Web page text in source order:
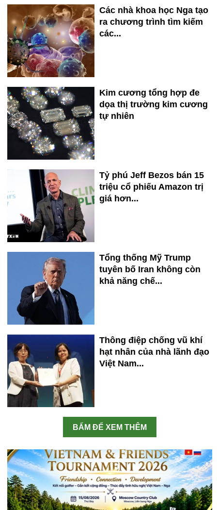
Các nhà khoa học Nga tạo
ra chương trình tìm kiếm
các...
Kim cương tổng hợp đe
dọa thị trường kim cương
tự nhiên
Tỷ phú Jeff Bezos bán 15
triệu cổ phiếu Amazon trị
giá hơn...
Tổng thống Mỹ Trump
tuyên bố Iran không còn
khả năng chế...
Thông điệp chống vũ khí
hạt nhân của nhà lãnh đạo
Việt Nam...
BẤM ĐỂ XEM THÊM